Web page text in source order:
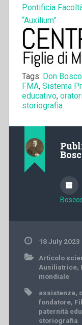
Pontificia
“Auxilium”
Tags: Don
FMA, Sistema
educativo,
storiografia
18 July 2023
Articolo
Ausiliatrice,
mondiale
assistenza,
fondatore,
paternità
storiografia